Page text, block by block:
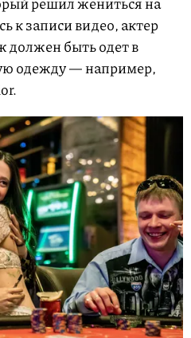
к записи видео, актер
должен быть одет в
одежду — например,